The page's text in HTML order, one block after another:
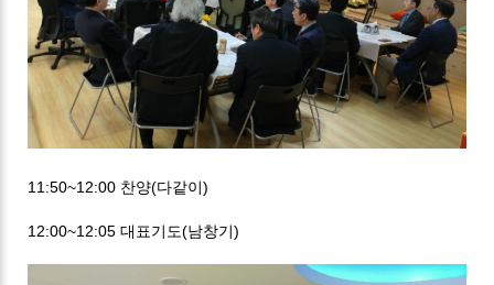
11:50~12:00 찬양(다같이)
12:00~12:05 대표기도(남창기)